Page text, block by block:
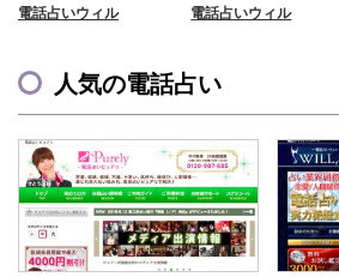
電話占いウィル 電話占いウィル
人気の電話占い